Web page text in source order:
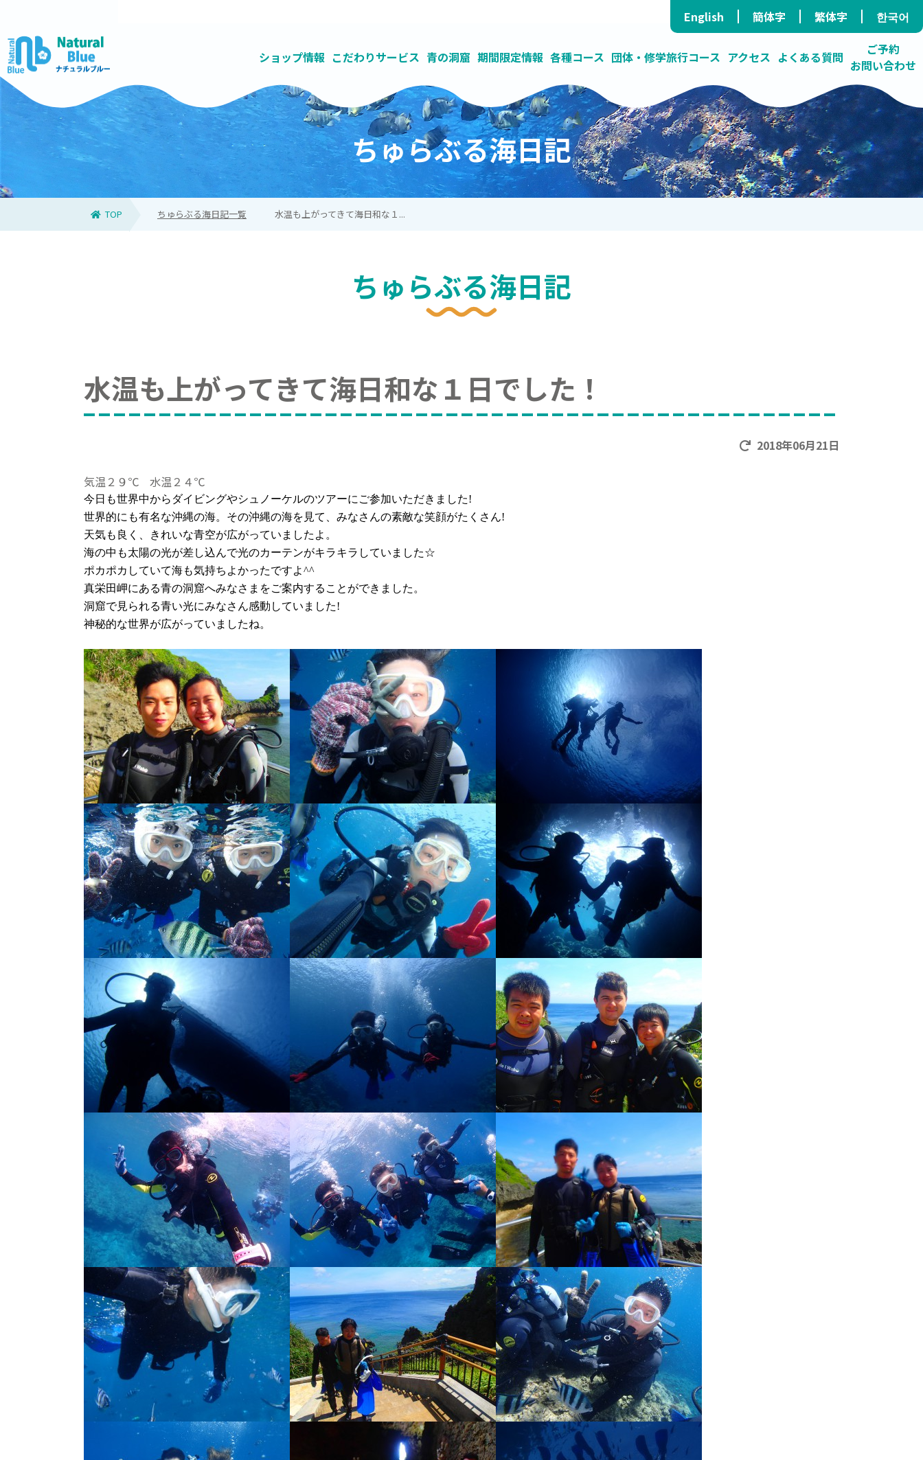
English 簡体字 繁体字 한국어
ショップ情報
ナチュラルブルーについて スタッフ紹介 求人募集 ナチュラルブルー独自のSDGsの取り組み 海洋教育をする海の学校 いろんな活動しています
こだわりサービス
高品質で質の高いツアーを提供 高確率で青の洞窟へ 貸し切り制で丁寧なガイド 充実した施設 地域に根ざしたダイビングショップ 卓越したガイド力
青の洞窟
青の洞窟とは 青の洞窟ビーチとボートの違い ダイビングとシュノーケリングの違い 高確率で青の洞窟へ
期間限定情報 各種コース
お得なセットコース 家族におすすめ キッズコース 青の洞窟 ライセンス ファンダイビング レンタルセルフコース オンラインツアー 障がい者コース 料金表
団体・修学旅行コース アクセス よくある質問
天候悪化の場合 当日の流れ ツアーキャンセル料金について 参加条件 よくある質問(Q&A) プライバシーポリシー
ご予約
お問い合わせ
お問い合わせ ご予約（真栄田岬店） ご予約（読谷店） ご予約（カイラナ ヴィラ/民泊）
ちゅらぶる海日記
TOP ちゅらぶる海日記一覧 水温も上がってきて海日和な１...
ちゅらぶる海日記
水温も上がってきて海日和な１日でした！
2018年06月21日
気温２９℃ 水温２４℃
今日も世界中からダイビングやシュノーケルのツアーにご参加いただきました!
世界的にも有名な沖縄の海。その沖縄の海を見て、みなさんの素敵な笑顔がたくさん!
天気も良く、きれいな青空が広がっていましたよ。
海の中も太陽の光が差し込んで光のカーテンがキラキラしていました☆
ポカポカしていて海も気持ちよかったですよ^^
真栄田岬にある青の洞窟へみなさまをご案内することができました。
洞窟で見られる青い光にみなさん感動していました!
神秘的な世界が広がっていましたね。